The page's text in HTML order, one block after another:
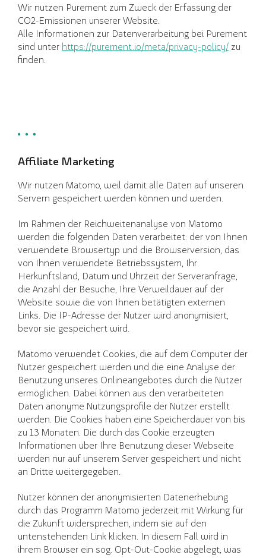
Wir nutzen Purement zum Zweck der Erfassung der
CO2-Emissionen unserer Website.
Alle Informationen zur Datenverarbeitung bei Purement
sind unter https://purement.io/meta/privacy-policy/ zu
finden.
Affiliate Marketing
Wir nutzen Matomo, weil damit alle Daten auf unseren
Servern gespeichert werden können und werden.
Im Rahmen der Reichweitenanalyse von Matomo
werden die folgenden Daten verarbeitet: der von Ihnen
verwendete Browsertyp und die Browserversion, das
von Ihnen verwendete Betriebssystem, Ihr
Herkunftsland, Datum und Uhrzeit der Serveranfrage,
die Anzahl der Besuche, Ihre Verweildauer auf der
Website sowie die von Ihnen betätigten externen
Links. Die IP-Adresse der Nutzer wird anonymisiert,
bevor sie gespeichert wird.
Matomo verwendet Cookies, die auf dem Computer der
Nutzer gespeichert werden und die eine Analyse der
Benutzung unseres Onlineangebotes durch die Nutzer
ermöglichen. Dabei können aus den verarbeiteten
Daten anonyme Nutzungsprofile der Nutzer erstellt
werden. Die Cookies haben eine Speicherdauer von bis
zu 13 Monaten. Die durch das Cookie erzeugten
Informationen über Ihre Benutzung dieser Webseite
werden nur auf unserem Server gespeichert und nicht
an Dritte weitergegeben.
Nutzer können der anonymisierten Datenerhebung
durch das Programm Matomo jederzeit mit Wirkung für
die Zukunft widersprechen, indem sie auf den
untenstehenden Link klicken. In diesem Fall wird in
ihrem Browser ein sog. Opt-Out-Cookie abgelegt, was